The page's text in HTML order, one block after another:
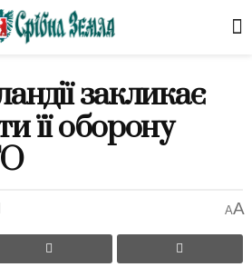
закликає
її оборону
AA